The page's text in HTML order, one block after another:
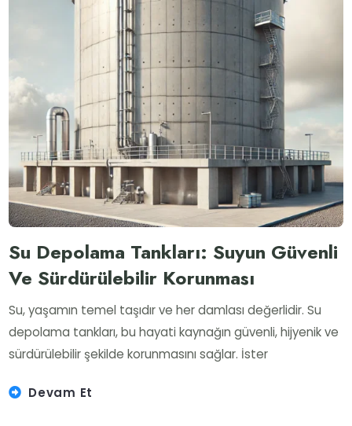
Su Depolama Tankları: Suyun Güvenli
Ve Sürdürülebilir Korunması
Su, yaşamın temel taşıdır ve her damlası değerlidir. Su
depolama tankları, bu hayati kaynağın güvenli, hijyenik ve
sürdürülebilir şekilde korunmasını sağlar. İster
Devam Et